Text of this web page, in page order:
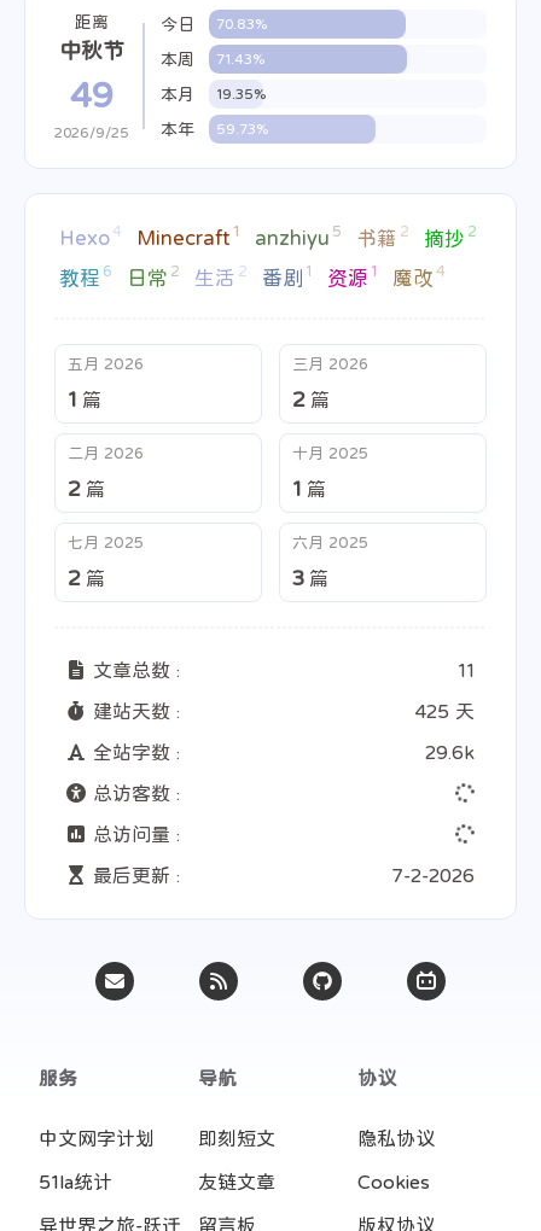
距离
中秋节
49
2026/9/25
今日 70.83%
本周 71.43%
本月 19.35%
本年 59.73%
Hexo 4 Minecraft 1 anzhiyu 5 书籍 2 摘抄 2
教程 6 日常 2 生活 2 番剧 1 资源 1 魔改 4
五月 2026
1 篇
三月 2026
2 篇
二月 2026
2 篇
十月 2025
1 篇
七月 2025
2 篇
六月 2025
3 篇
文章总数 : 11
建站天数 : 425 天
全站字数 : 29.6k
总访客数 :
总访问量 :
最后更新 : 7-2-2026
服务
中文网字计划
51la统计
异世界之旅-跃迁
导航
即刻短文
友链文章
留言板
协议
隐私协议
Cookies
版权协议